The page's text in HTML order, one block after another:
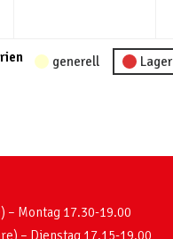
generell Lager
– Montag 17.30-19.00
– Dienstag 17.15-19.00